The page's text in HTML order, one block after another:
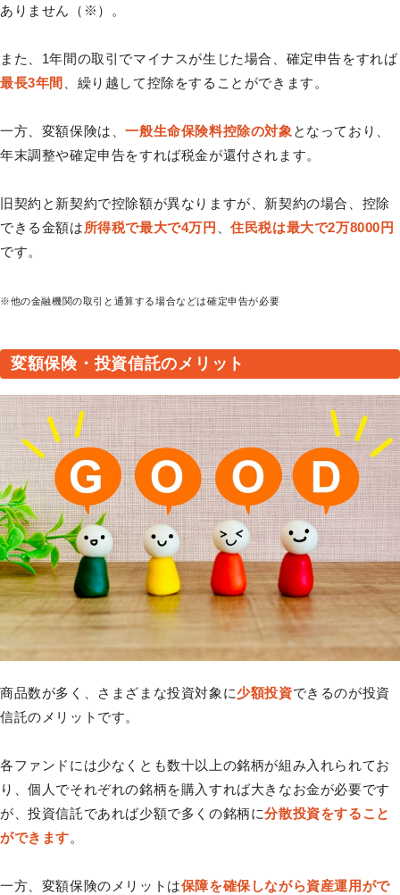
ありません（※）。
また、1年間の取引でマイナスが生じた場合、確定申告をすれば
最長3年間
、繰り越して控除をすることができます。
一方、変額保険は、一般生命保険料控除の対象 となっており、
年末調整や確定申告をすれば税金が還付されます。
旧契約と新契約で控除額が異なりますが、新契約の場合、控除
できる金額は所得税で最大で4万円 、住民税は最大で2万8000円
です。
※他の金融機関の取引と通算する場合などは確定申告が必要
変額保険・投資信託のメリット
商品数が多く、さまざまな投資対象に少額投資できるのが投資
信託のメリットです。
各ファンドには少なくとも数十以上の銘柄が組み入れられてお
り、個人でそれぞれの銘柄を購入すれば大きなお金が必要です
が、投資信託であれば少額で多くの銘柄に分散投資をすること
ができます。
一方、変額保険のメリットは保障を確保しながら資産運用がで